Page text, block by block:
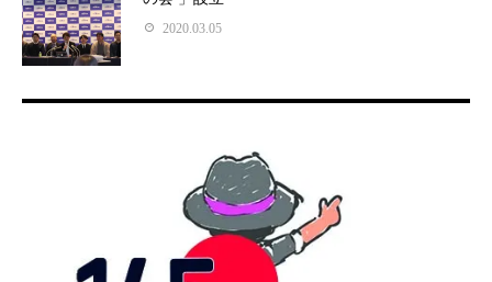
2020.03.05